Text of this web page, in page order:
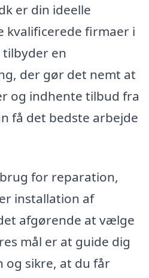
er din ideelle
kvalificerede firmaer i
tilbyder en
der gør det nemt at
og indhente tilbud fra
få det bedste arbejde
for reparation,
installation af
afgørende at vælge
mål er at guide dig
og sikre, at du får